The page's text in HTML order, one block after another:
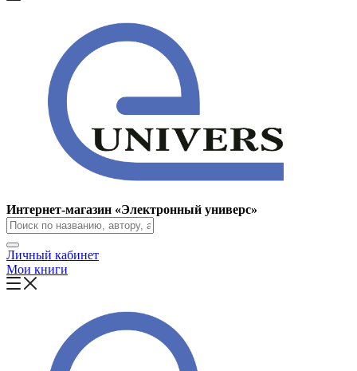
Интернет-магазин «Электронный универс»
Личный кабинет
Мои книги